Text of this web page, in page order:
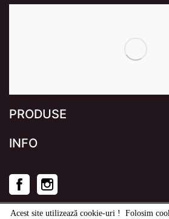
Acest site utilizează cookie-uri ! Folosim
PRODUSE
INFO
Facebook